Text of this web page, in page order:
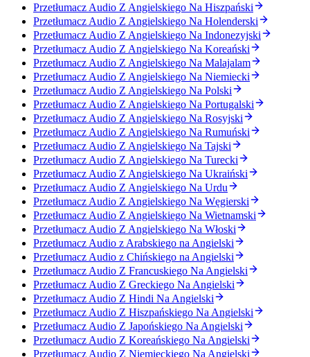
Przetłumacz Audio Z Angielskiego Na Hiszpański
Przetłumacz Audio Z Angielskiego Na Holenderski
Przetłumacz Audio Z Angielskiego Na Indonezyjski
Przetłumacz Audio Z Angielskiego Na Koreański
Przetłumacz Audio Z Angielskiego Na Malajalam
Przetłumacz Audio Z Angielskiego Na Niemiecki
Przetłumacz Audio Z Angielskiego Na Polski
Przetłumacz Audio Z Angielskiego Na Portugalski
Przetłumacz Audio Z Angielskiego Na Rosyjski
Przetłumacz Audio Z Angielskiego Na Rumuński
Przetłumacz Audio Z Angielskiego Na Tajski
Przetłumacz Audio Z Angielskiego Na Turecki
Przetłumacz Audio Z Angielskiego Na Ukraiński
Przetłumacz Audio Z Angielskiego Na Urdu
Przetłumacz Audio Z Angielskiego Na Węgierski
Przetłumacz Audio Z Angielskiego Na Wietnamski
Przetłumacz Audio Z Angielskiego Na Włoski
Przetłumacz Audio z Arabskiego na Angielski
Przetłumacz Audio z Chińskiego na Angielski
Przetłumacz Audio Z Francuskiego Na Angielski
Przetłumacz Audio Z Greckiego Na Angielski
Przetłumacz Audio Z Hindi Na Angielski
Przetłumacz Audio Z Hiszpańskiego Na Angielski
Przetłumacz Audio Z Japońskiego Na Angielski
Przetłumacz Audio Z Koreańskiego Na Angielski
Przetłumacz Audio Z Niemieckiego Na Angielski